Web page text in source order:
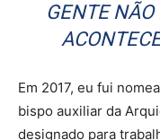
GENTE NÃO
Em 2017, eu fui
bispo auxiliar da
designado para